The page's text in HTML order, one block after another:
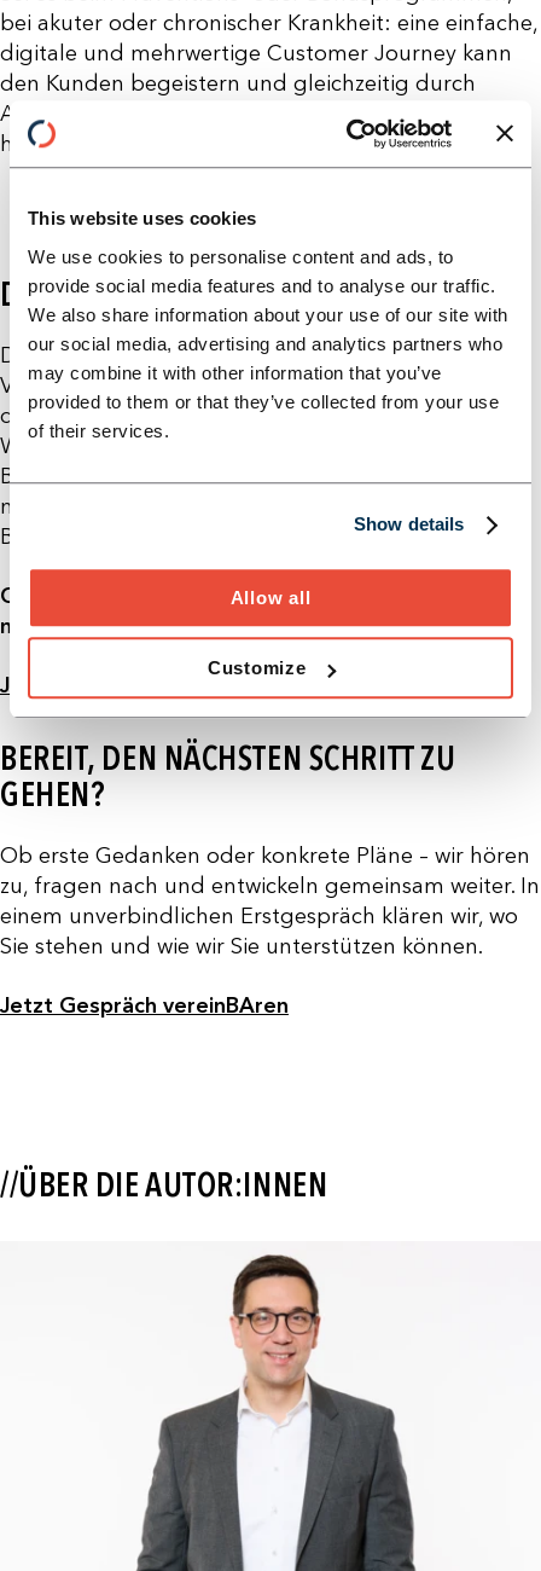
This website uses cookies
We use cookies to personalise content and ads, to
provide social media features and to analyse our traffic.
We also share information about your use of our site with
our social media, advertising and analytics partners who
may combine it with other information that you’ve
provided to them or that they’ve collected from your use
of their services.
Show details
Allow all
Customize
bei akuter oder chronischer Krankheit: eine einfache,
digitale und mehrwertige Customer Journey kann
den Kunden begeistern und gleichzeitig durch
Automatisierungen Effizienzen beim Versicherer
heben und Kosten sparen.
DIE REISE LOHNT SICH
Digitale Ökosysteme verändern, wie Kunden
Versicherer erleben – und die Customer Journey ist
der Schlüssel, diese Veränderung aktiv zu gestalten.
Wer Kundenzentrierung, Datenintelligenz und
Bequemlichkeit miteinander kombiniert, schafft
nicht nur bessere Prozesse, sondern echte
Begeisterung.
Oder kurz gesagt: Wer seine Kunden auf die Reise
mitnimmt, wird sie nicht so schnell wieder verlieren.
Jetzt Mehr Lesen
BEREIT, DEN NÄCHSTEN SCHRITT ZU
GEHEN?
Ob erste Gedanken oder konkrete Pläne – wir hören
zu, fragen nach und entwickeln gemeinsam weiter. In
einem unverbindlichen Erstgespräch klären wir, wo
Sie stehen und wie wir Sie unterstützen können.
Jetzt Gespräch vereinBAren
//ÜBER DIE AUTOR:INNEN